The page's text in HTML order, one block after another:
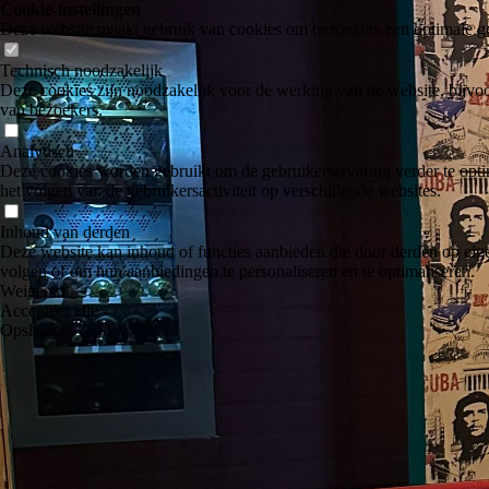
Deze website maakt gebruik van cookies om bezoekers een
Technisch noodzakelijk
Deze cookies zijn noodzakelijk voor de werking van de website,
van bezoekers.
Analytisch
Deze cookies worden gebruikt om de gebruikerservaring verder te
het volgen van de gebruikersactiviteit op verschillende websites.
Inhoud van derden
Deze website kan inhoud of functies aanbieden die door derden op
volgen of om hun aanbiedingen te personaliseren en te optimaliseren.
Weigeren
Accepteer alle
Opslaan